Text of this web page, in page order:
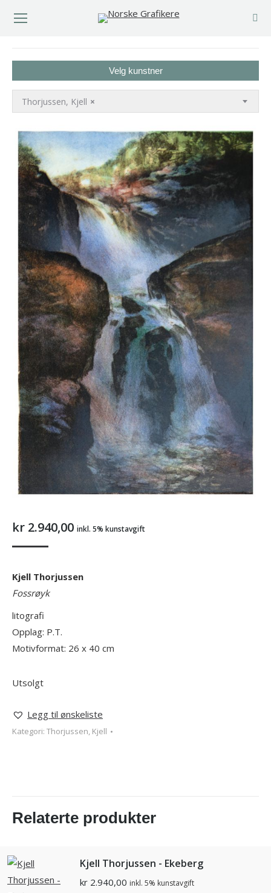
Velg kunstner
×
Thorjussen, Kjell
kr 2.940,00 inkl. 5% kunstavgift
Kjell Thorjussen
Fossrøyk
litografi
Opplag: P.T.
Motivformat: 26 x 40 cm
Utsolgt
Legg til ønskeliste
Kategori: Thorjussen, Kjell
Relaterte produkter
Kjell Thorjussen - Ekeberg
kr 2.940,00 inkl. 5% kunstavgift